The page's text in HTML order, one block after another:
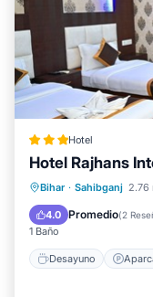
Hotel
Hotel Rajhans
Bihar · Sahibganj 2.76
4.0 Promedio(2
1 Baño
Desayuno
Desayuno
Balcón/